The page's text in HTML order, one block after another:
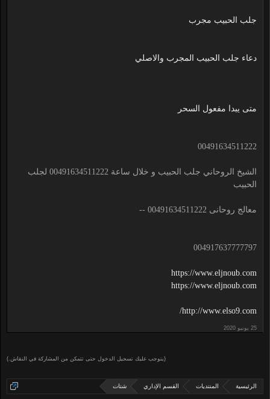
جلب الحبيب مجرب
دعاء جلب الحبيب المجرب والاصلي
متى يبدا مفعول السحر
00491634511222
الشيخ الروحاني جلب الحبيب و خلال ساعة 00491634511222 لجلب
الحبيب
معالج روحانى 00491634511222 --
004917637777797
https://www.eljnoub.com
https://www.eljnoub.com
http://www.elso9.com/
(يتوجب عليك تسجيل الدخول حتى تتمكن من المشاركة في النقاش.)
الرئيسية المنتديات القسم الإداري شتات